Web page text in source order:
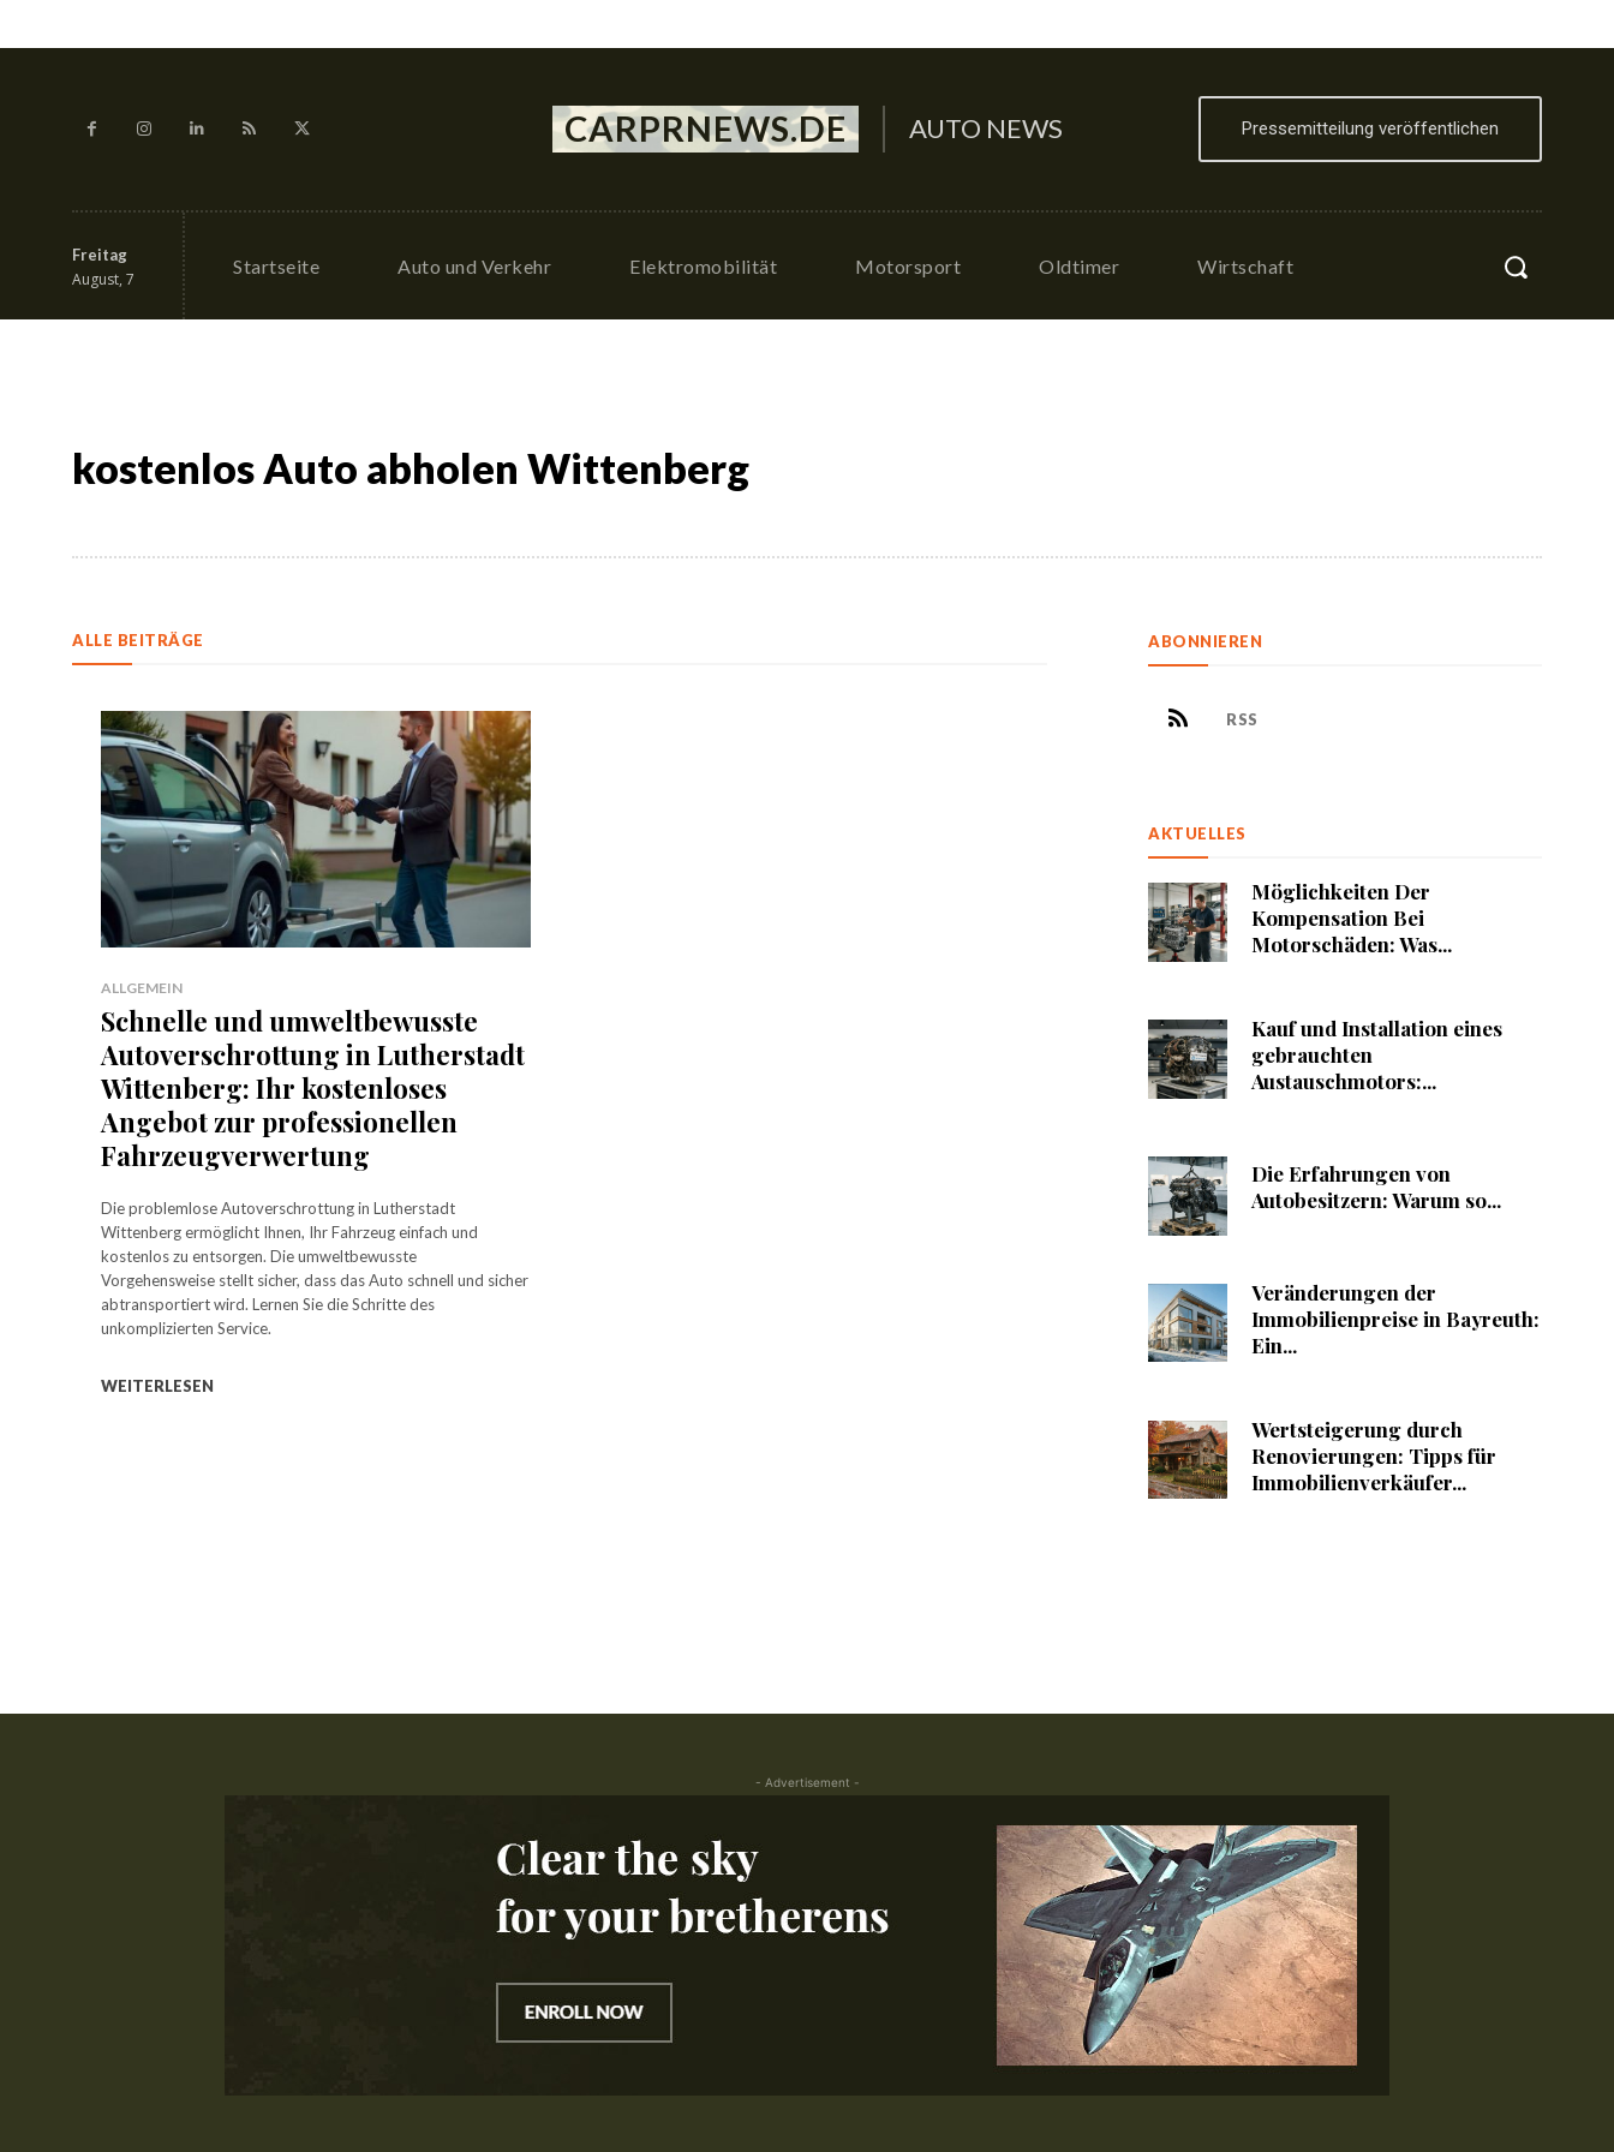
CARPRNEWS.DE AUTO NEWS Pressemitteilung veröffentlichen
Freitag
August, 7
Startseite Auto und Verkehr Elektromobilität Motorsport Oldtimer Wirtschaft
kostenlos Auto abholen Wittenberg
ALLE BEITRÄGE
ALLGEMEIN
Schnelle und umweltbewusste
Autoverschrottung in Lutherstadt
Wittenberg: Ihr kostenloses
Angebot zur professionellen
Fahrzeugverwertung
Die problemlose Autoverschrottung in Lutherstadt
Wittenberg ermöglicht Ihnen, Ihr Fahrzeug einfach und
kostenlos zu entsorgen. Die umweltbewusste
Vorgehensweise stellt sicher, dass das Auto schnell und sicher
abtransportiert wird. Lernen Sie die Schritte des
unkomplizierten Service.
WEITERLESEN
ABONNIEREN
RSS
AKTUELLES
Möglichkeiten Der
Kompensation Bei
Motorschäden: Was...
Kauf und Installation eines
gebrauchten
Austauschmotors:...
Die Erfahrungen von
Autobesitzern: Warum so...
Veränderungen der
Immobilienpreise in Bayreuth:
Ein...
Wertsteigerung durch
Renovierungen: Tipps für
Immobilienverkäufer...
- Advertisement -